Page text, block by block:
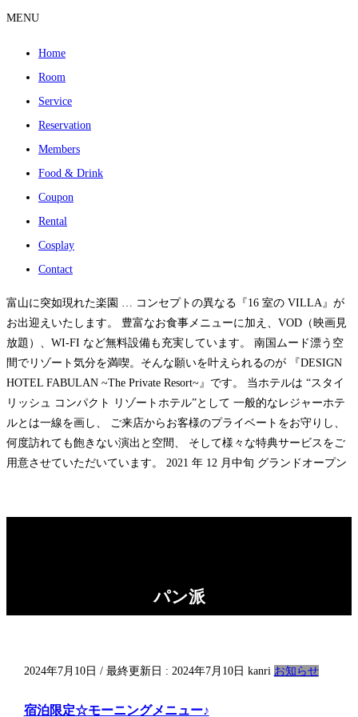
MENU
Home
Room
Service
Reservation
Members
Food & Drink
Coupon
Rental
Cosplay
Contact
富山に突如現れた楽園 … コンセプトの異なる『16 室の VILLA』が
お出迎えいたします。 豊富なお食事メニューに加え、VOD（映画見
放題）、WI-FI など無料設備も充実しています。 南国ムード漂う空
間でリゾート気分を満喫。そんな願いを叶えられるのが 『DESIGN
HOTEL FABULAN ~The Private Resort~』です。 当ホテルは “スタイ
リッシュ コンパクト リゾートホテル”として 一般的なレジャーホテ
ルとは一線を画し、 ご来店からお客様のプライベートをお守りし、
何度訪れても飽きない演出と空間、 そして様々な特典サービスをご
用意させていただいています。 2021 年 12 月中旬 グランドオープン
パン派
2024年7月10日 / 最終更新日 : 2024年7月10日 kanri お知らせ
宿泊限定☆モーニングメニュー♪